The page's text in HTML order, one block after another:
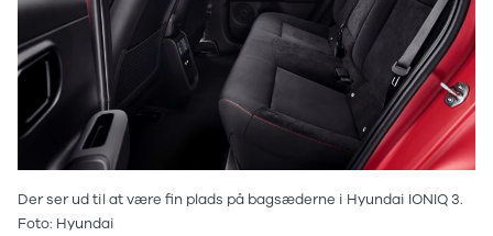
Polestar
2
Modeller
Anmeldelser
Privatleasing
Tilbud
3
Anmeldelser
Privatleasing
Elbil
SUV
Stationcar
e-Niro
Der ser ud til at være fin plads på bagsæderne i Hyundai IONIQ 3.
Foto: Hyundai